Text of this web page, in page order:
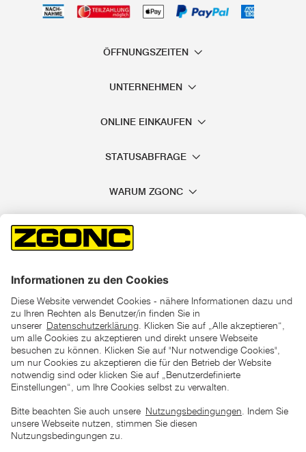
ÖFFNUNGSZEITEN
UNTERNEHMEN
ONLINE EINKAUFEN
STATUSABFRAGE
WARUM ZGONC
*der "statt"-Preis ist der niedrigste von uns in den letzten 30
Tagen vor Beginn dieser Aktion verlangte Preis
unter den UVP Preisen auf dieser Website sind die
zu verstehen